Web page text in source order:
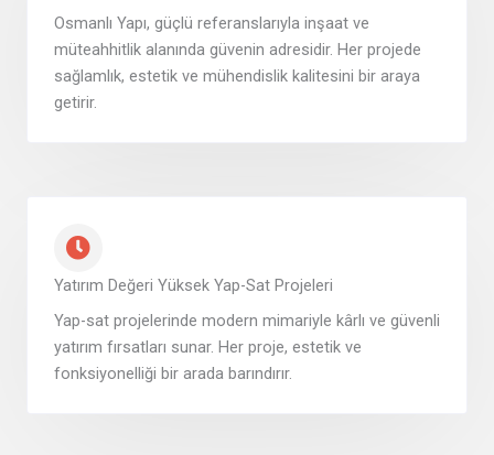
Osmanlı Yapı, güçlü referanslarıyla inşaat ve
müteahhitlik alanında güvenin adresidir. Her projede
sağlamlık, estetik ve mühendislik kalitesini bir araya
getirir.
Yatırım Değeri Yüksek Yap-Sat Projeleri
Yap-sat projelerinde modern mimariyle kârlı ve güvenli
yatırım fırsatları sunar. Her proje, estetik ve
fonksiyonelliği bir arada barındırır.